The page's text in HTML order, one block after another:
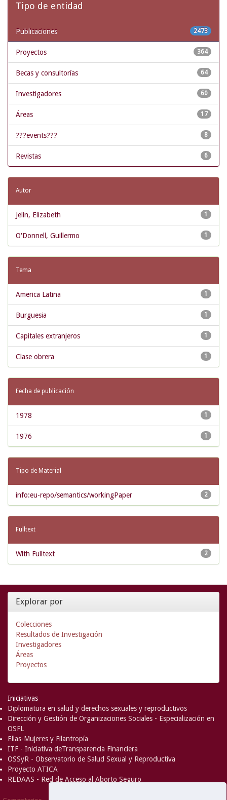
Tipo de entidad
2473
Publicaciones
364
Proyectos
64
Becas y consultorías
60
Investigadores
17
Áreas
8
???events???
6
Revistas
Autor
1
Jelin, Elizabeth
1
O'Donnell, Guillermo
Tema
1
America Latina
1
Burguesia
1
Capitales extranjeros
1
Clase obrera
Fecha de publicación
1
1978
1
1976
Tipo de Material
2
info:eu-repo/semantics/workingPaper
Fulltext
2
With Fulltext
Explorar por
Colecciones
Resultados de Investigación
Investigadores
Áreas
Proyectos
Iniciativas
Diplomatura en salud y derechos sexuales y reproductivos
Dirección y Gestión de Organizaciones Sociales - Especialización en
OSFL
Ellas-Mujeres y Filantropía
ITF - Iniciativa deTransparencia Financiera
OSSyR - Observatorio de Salud Sexual y Reproductiva
Proyecto ATICA
REDAAS - Red de Acceso al Aborto Seguro